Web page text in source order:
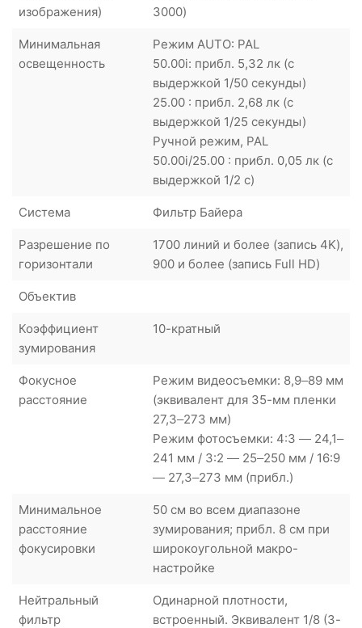
изображения)
3000)
Минимальная
освещенность
Режим AUTO: PAL
50.00i: прибл. 5,32 лк (с
выдержкой 1/50 секунды)
25.00 : прибл. 2,68 лк (с
выдержкой 1/25 секунды)
Ручной режим, PAL
50.00i/25.00 : прибл. 0,05 лк (с
выдержкой 1/2 с)
Система Фильтр Байера
Разрешение по
горизонтали
1700 линий и более (запись 4K),
900 и более (запись Full HD)
Объектив
Коэффициент
зумирования
10-кратный
Фокусное
расстояние
Режим видеосъемки: 8,9–89 мм
(эквивалент для 35-мм пленки
27,3–273 мм)
Режим фотосъемки: 4:3 — 24,1–
241 мм / 3:2 — 25–250 мм / 16:9
— 27,3–273 мм (прибл.)
Минимальное
расстояние
фокусировки
50 см во всем диапазоне
зумирования; прибл. 8 см при
широкоугольной макро-
настройке
Нейтральный
фильтр
Одинарной плотности,
встроенный. Эквивалент 1/8 (3-